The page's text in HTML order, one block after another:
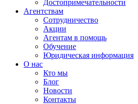
Достопримечательности
Агентствам
Сотрудничество
Акции
Агентам в помощь
Обучение
Юридическая информация
О нас
Кто мы
Блог
Новости
Контакты